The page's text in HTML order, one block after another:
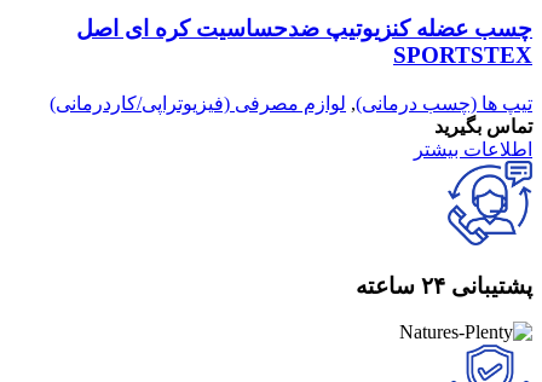
چسب عضله کنزیوتیپ ضدحساسیت کره ای اصل
SPORTSTEX
تیپ ها (چسب درمانی), لوازم مصرفی (فیزیوتراپی/کاردرمانی)
تماس بگیرید
اطلاعات بیشتر
پشتیبانی ۲۴ ساعته